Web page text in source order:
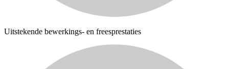
Uitstekende bewerkings- en freesprestaties